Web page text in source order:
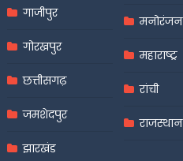
गाजीपुर
गोरखपुर
छत्तीसगढ़
जमशेदपुर
झारखंड
मनोरंजन
महाराष्ट्र
रांची
राजस्थान